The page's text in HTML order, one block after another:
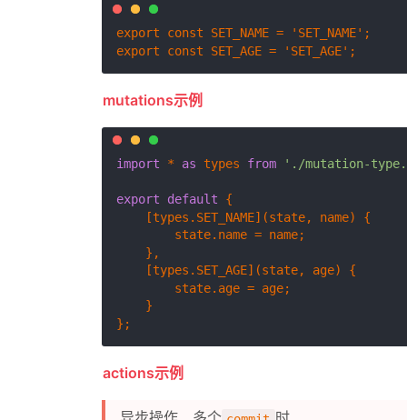
export const SET_NAME = 'SET_NAME';
mutations示例
import * as types from './mutation-
export default {
    [types.
SET_NAME](state, name) {
        state.
name = name;
    },
    [types.
SET_AGE](state, age) {
        state.
age = age;
    }
actions示例